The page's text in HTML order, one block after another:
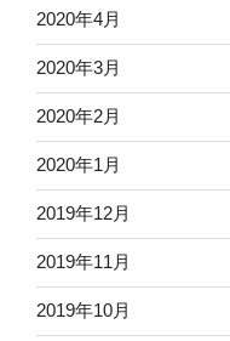
2020年4月
2020年3月
2020年2月
2020年1月
2019年12月
2019年11月
2019年10月